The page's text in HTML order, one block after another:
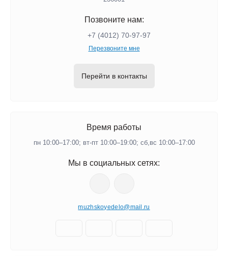
Позвоните нам:
+7 (4012) 70-97-97
Перезвоните мне
Перейти в контакты
Время работы
пн 10:00–17:00; вт-пт 10:00–19:00; сб,вс 10:00–17:00
Мы в социальных сетях:
muzhskoyedelo@mail.ru